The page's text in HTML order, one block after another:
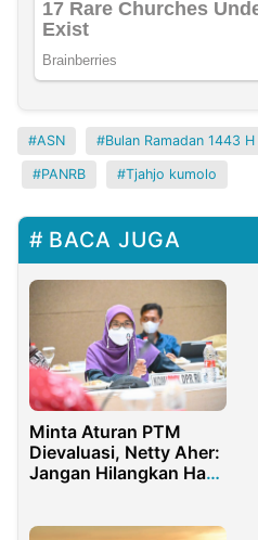
ASN Bulan Ramadan 1443 H
PANRB Tjahjo kumolo
BACA JUGA
Minta Aturan PTM
Dievaluasi, Netty Aher:
Jangan Hilangkan Hak